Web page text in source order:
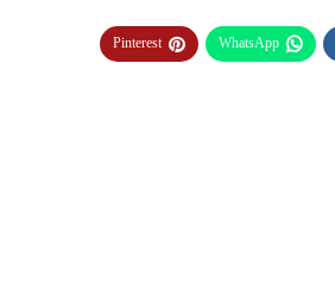
WhatsApp
Pinterest